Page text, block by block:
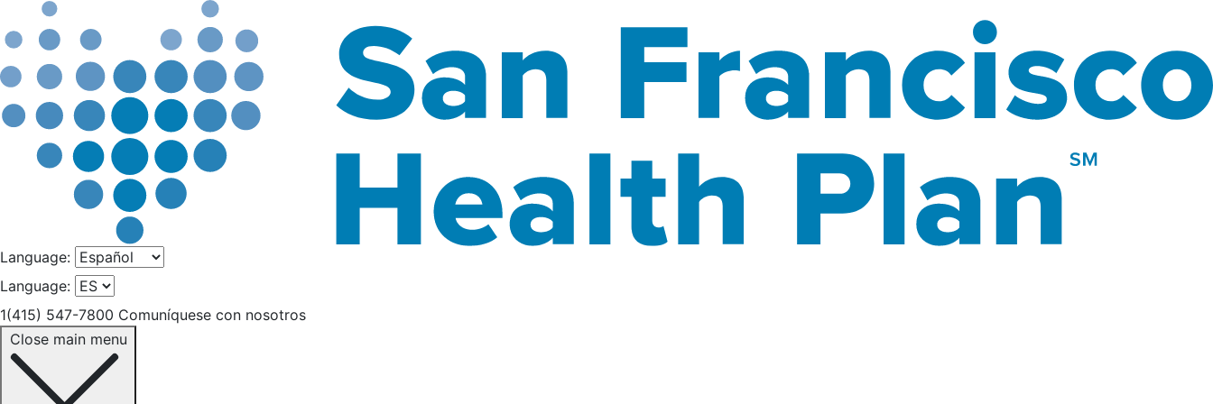
Language:
Language:
1(415) 547-7800 Comuníquese con nosotros
Close main menu